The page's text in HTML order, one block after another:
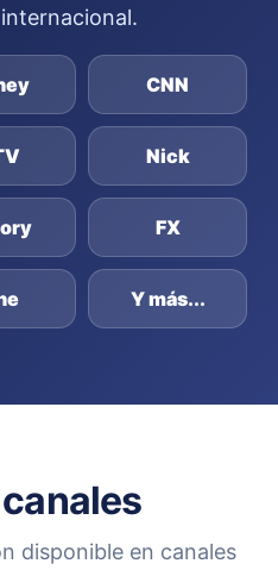
CNN
Nick
FX
Y más...
disponible en canales